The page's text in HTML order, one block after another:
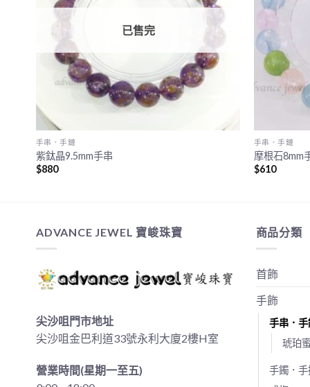
已售完
手串．手鏈
紫鈦晶9.5mm手串
$880
手串．手鏈
摩根石8mm
$610
ADVANCE JEWEL 寶峻珠寶
尖沙咀門市地址
尖沙咀金巴利道33號永利大廈2樓H室
營業時間(星期一至五)
商品分類
首飾
手飾
手串．手
琥珀
手鐲．手